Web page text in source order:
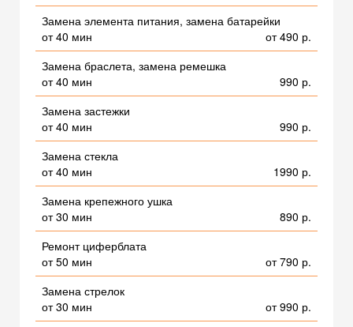
Замена элемента питания, замена батарейки
от 40 мин
от 490 р.
Замена браслета, замена ремешка
от 40 мин
990 р.
Замена застежки
от 40 мин
990 р.
Замена стекла
от 40 мин
1990 р.
Замена крепежного ушка
от 30 мин
890 р.
Ремонт циферблата
от 50 мин
от 790 р.
Замена стрелок
от 30 мин
от 990 р.